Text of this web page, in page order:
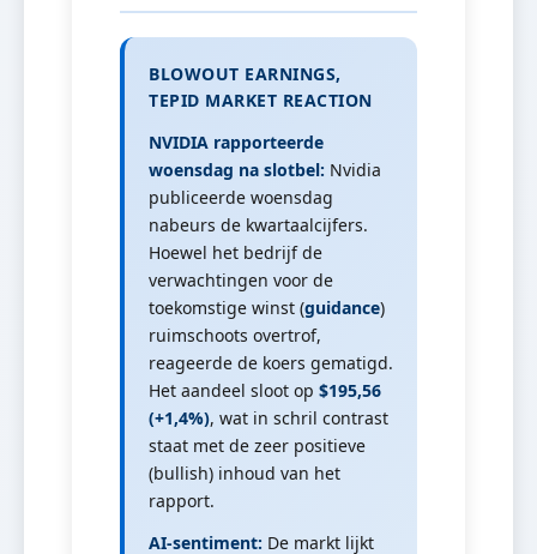
BLOWOUT EARNINGS,
TEPID MARKET REACTION
NVIDIA rapporteerde
woensdag na slotbel: Nvidia
publiceerde woensdag
nabeurs de kwartaalcijfers.
Hoewel het bedrijf de
verwachtingen voor de
toekomstige winst (guidance)
ruimschoots overtrof,
reageerde de koers gematigd.
Het aandeel sloot op $195,56
(+1,4%), wat in schril contrast
staat met de zeer positieve
(bullish) inhoud van het
rapport.
AI-sentiment: De markt lijkt